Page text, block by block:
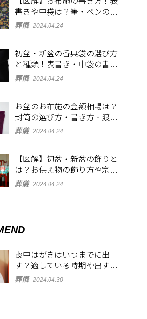
書きや中袋は？筆・ペンのマ
ナーとよくあるQ&A集
葬儀 2024.04.24
初盆・新盆の香典袋の選び方
と種類！表書き・中袋の書き
方、お札の入れ方も
葬儀 2024.04.24
お盆のお布施の金額相場は？
封筒の選び方・書き方・渡し
方も解説
葬儀 2024.04.24
【図解】初盆・新盆の飾りと
は？お供え物の飾り方や宗派
ごとの違いを解説！
葬儀 2024.04.24
喪中はがきはいつまでに出
す？適している時期や出す範
囲を解説！
葬儀 2024.04.30